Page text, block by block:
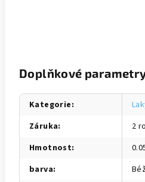
Doplňkové
Kategorie:
Záruka:
2
Hmotnost:
barva: